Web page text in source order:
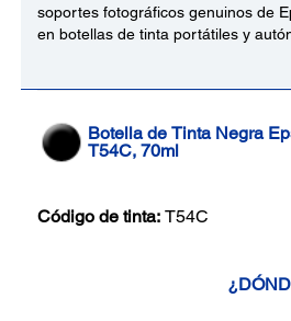
soportes fotográficos genuinos de
en botellas de tinta portátiles y
Botella de Tinta Negra
T54C, 70ml
Código de tinta: T54C